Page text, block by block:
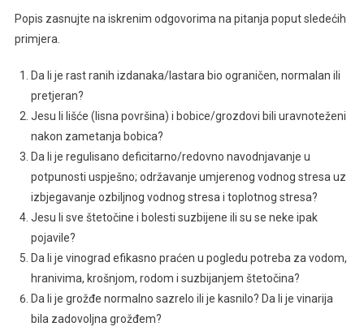
Popis zasnujte na iskrenim odgovorima na pitanja poput sledećih
primjera.
Da li je rast ranih izdanaka/lastara bio ograničen, normalan ili
pretjeran?
Jesu li lišće (lisna površina) i bobice/grozdovi bili uravnoteženi
nakon zametanja bobica?
Da li je regulisano deficitarno/redovno navodnjavanje u
potpunosti uspješno; održavanje umjerenog vodnog stresa uz
izbjegavanje ozbiljnog vodnog stresa i toplotnog stresa?
Jesu li sve štetočine i bolesti suzbijene ili su se neke ipak
pojavile?
Da li je vinograd efikasno praćen u pogledu potreba za vodom,
hranivima, krošnjom, rodom i suzbijanjem štetočina?
Da li je grožđe normalno sazrelo ili je kasnilo? Da li je vinarija
bila zadovoljna grožđem?